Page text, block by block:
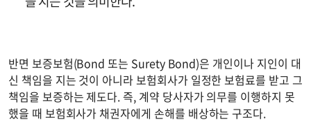
반면 보증보험(Bond 또는 Surety Bond)은 개인이나 지인이 대
신 책임을 지는 것이 아니라 보험회사가 일정한 보험료를 받고 그
책임을 보증하는 제도다. 즉, 계약 당사자가 의무를 이행하지 못
했을 때 보험회사가 채권자에게 손해를 배상하는 구조다.